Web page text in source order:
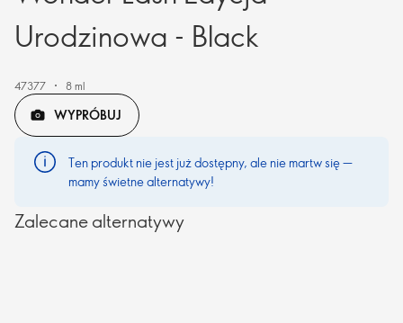
Urodzinowa - Black
47377 8 ml
WYPRÓBUJ
Ten produkt nie jest już dostępny, ale nie martw się —
mamy świetne alternatywy!
Zalecane alternatywy